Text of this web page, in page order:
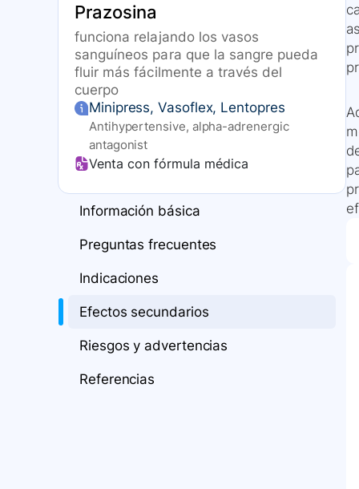
Prazosina
funciona relajando los vasos
sanguíneos para que la sangre pueda
fluir más fácilmente a través del
cuerpo
Minipress, Vasoflex, Lentopres
Antihypertensive, alpha-adrenergic
antagonist
Venta con fórmula médica
Información básica
Preguntas frecuentes
Indicaciones
Efectos secundarios
Riesgos y advertencias
Referencias